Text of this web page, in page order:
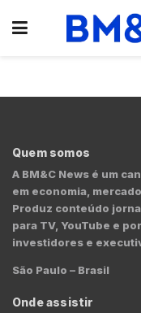
Quem somos
A BM&C News é um
em economia,
Produz conteúdo
para TV, YouTube e
investidores e
São Paulo – Brasil
Onde assistir